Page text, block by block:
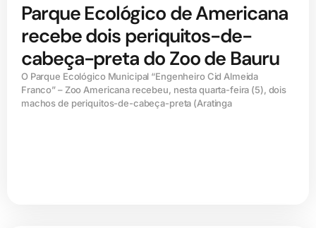
Parque Ecológico de Americana
recebe dois periquitos-de-
cabeça-preta do Zoo de Bauru
O Parque Ecológico Municipal “Engenheiro Cid Almeida
Franco” – Zoo Americana recebeu, nesta quarta-feira (5), dois
machos de periquitos-de-cabeça-preta (Aratinga